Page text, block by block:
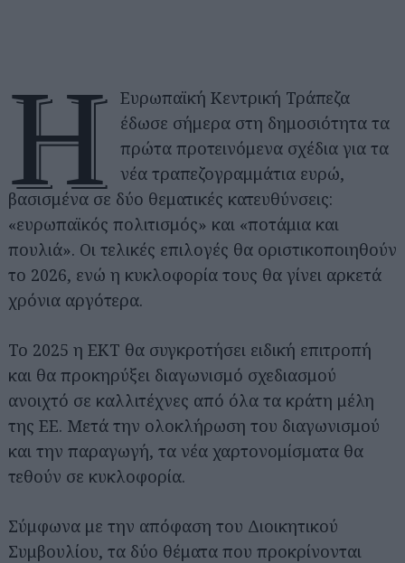
Η
Ευρωπαϊκή Κεντρική Τράπεζα
έδωσε σήμερα στη δημοσιότητα τα
πρώτα προτεινόμενα σχέδια για τα
νέα τραπεζογραμμάτια ευρώ,
βασισμένα σε δύο θεματικές κατευθύνσεις:
«ευρωπαϊκός πολιτισμός» και «ποτάμια και
πουλιά». Οι τελικές επιλογές θα οριστικοποιηθούν
το 2026, ενώ η κυκλοφορία τους θα γίνει αρκετά
χρόνια αργότερα.
Το 2025 η ΕΚΤ θα συγκροτήσει ειδική επιτροπή
και θα προκηρύξει διαγωνισμό σχεδιασμού
ανοιχτό σε καλλιτέχνες από όλα τα κράτη μέλη
της ΕΕ. Μετά την ολοκλήρωση του διαγωνισμού
και την παραγωγή, τα νέα χαρτονομίσματα θα
τεθούν σε κυκλοφορία.
Σύμφωνα με την απόφαση του Διοικητικού
Συμβουλίου, τα δύο θέματα που προκρίνονται